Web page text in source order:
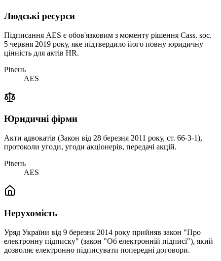
Людські ресурси
Підписання AES є обов'язковим з моменту рішення Cass. soc.
5 червня 2019 року, яке підтвердило його повну юридичну
цінність для актів HR.
Рівень
AES
Юридичні фірми
Акти адвокатів (Закон від 28 березня 2011 року, ст. 66-3-1),
протоколи угоди, угоди акціонерів, передачі акцій.
Рівень
AES
Нерухомість
Уряд України від 9 березня 2014 року прийняв закон "Про
електронну підписку" (закон "Об електронній підписі"), який
дозволяє електронно підписувати попередні договори.